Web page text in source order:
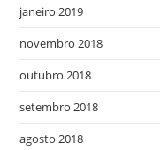
janeiro 2019
novembro 2018
outubro 2018
setembro 2018
agosto 2018